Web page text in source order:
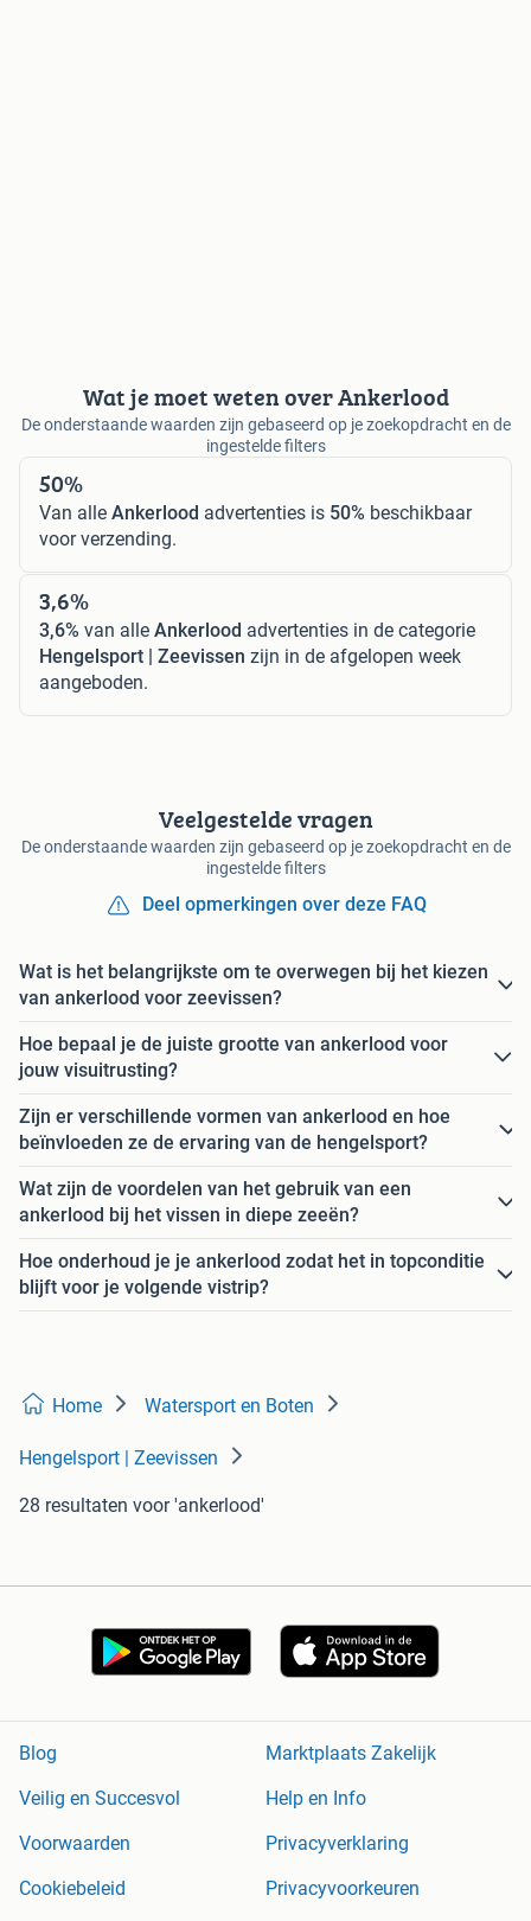
Wat je moet weten over Ankerlood
De onderstaande waarden zijn gebaseerd op je zoekopdracht en de
ingestelde filters
50%
Van alle Ankerlood advertenties is 50% beschikbaar
voor verzending.
3,6%
3,6% van alle Ankerlood advertenties in de categorie
Hengelsport | Zeevissen zijn in de afgelopen week
aangeboden.
Veelgestelde vragen
De onderstaande waarden zijn gebaseerd op je zoekopdracht en de
ingestelde filters
Deel opmerkingen over deze FAQ
Wat is het belangrijkste om te overwegen bij het kiezen
van ankerlood voor zeevissen?
Hoe bepaal je de juiste grootte van ankerlood voor
jouw visuitrusting?
Zijn er verschillende vormen van ankerlood en hoe
beïnvloeden ze de ervaring van de hengelsport?
Wat zijn de voordelen van het gebruik van een
ankerlood bij het vissen in diepe zeeën?
Hoe onderhoud je je ankerlood zodat het in topconditie
blijft voor je volgende vistrip?
Home Watersport en Boten
Hengelsport | Zeevissen
28 resultaten voor 'ankerlood'
Blog
Marktplaats Zakelijk
Veilig en Succesvol
Help en Info
Voorwaarden
Privacyverklaring
Cookiebeleid
Privacyvoorkeuren